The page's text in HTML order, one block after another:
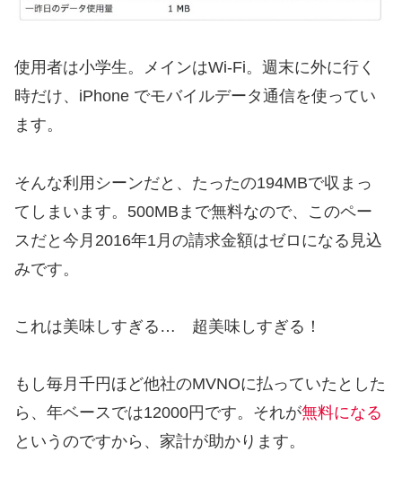
使用者は小学生。メインはWi-Fi。週末に外に行く
時だけ、iPhone でモバイルデータ通信を使ってい
ます。
そんな利用シーンだと、たったの194MBで収まっ
てしまいます。500MBまで無料なので、このペー
スだと今月2016年1月の請求金額はゼロになる見込
みです。
これは美味しすぎる… 超美味しすぎる！
もし毎月千円ほど他社のMVNOに払っていたとした
ら、年ベースでは12000円です。それが無料になる
というのですから、家計が助かります。